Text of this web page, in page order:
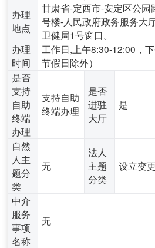
办理
地点
甘肃省-定西市-安定区公园
号楼-人民政府政务服务大
卫健局1号窗口。
办理
时间
工作日,上午8:30-12:00，
节假日除外）
是否
支持
自助
终端
办理
支持自助
终端办理
是否
进驻
大厅
是
自然
人主
题分
类
无
法人
主题
分类
设立变
中介
服务
事项
名称
无